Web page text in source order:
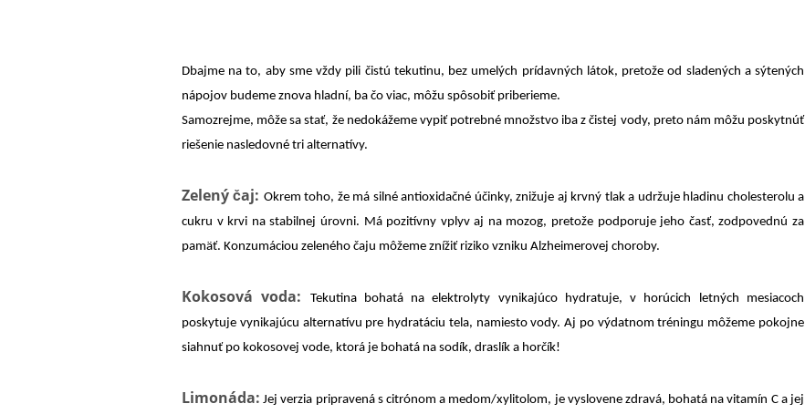
Dbajme na to, aby sme vždy pili čistú tekutinu, bez umelých prídavných látok, pretože od sladených a sýtených
nápojov budeme znova hladní, ba čo viac, môžu spôsobiť priberieme.
Samozrejme, môže sa stať, že nedokážeme vypiť potrebné množstvo iba z čistej vody, preto nám môžu poskytnúť
riešenie nasledovné tri alternatívy.
Zelený čaj: Okrem toho, že má silné antioxidačné účinky, znižuje aj krvný tlak a udržuje hladinu cholesterolu a
cukru v krvi na stabilnej úrovni. Má pozitívny vplyv aj na mozog, pretože podporuje jeho časť, zodpovednú za
pamäť. Konzumáciou zeleného čaju môžeme znížiť riziko vzniku Alzheimerovej choroby.
Kokosová voda:
Tekutina bohatá na elektrolyty vynikajúco hydratuje, v horúcich letných mesiacoch
poskytuje vynikajúcu alternatívu pre hydratáciu tela, namiesto vody. Aj po výdatnom tréningu môžeme pokojne
siahnuť po kokosovej vode, ktorá je bohatá na sodík, draslík a horčík!
Limonáda: Jej verzia pripravená s citrónom a medom/xylitolom, je vyslovene zdravá, bohatá na vitamín C a jej